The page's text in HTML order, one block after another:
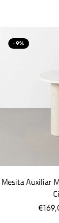
- 9%
Mesita Auxiliar